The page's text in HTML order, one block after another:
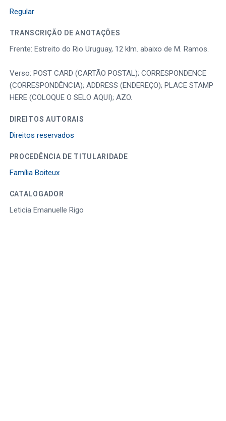
Regular
TRANSCRIÇÃO DE ANOTAÇÕES
Frente: Estreito do Rio Uruguay, 12 klm. abaixo de M. Ramos.
Verso: POST CARD (CARTÃO POSTAL); CORRESPONDENCE
(CORRESPONDÊNCIA); ADDRESS (ENDEREÇO); PLACE STAMP
HERE (COLOQUE O SELO AQUI); AZO.
DIREITOS AUTORAIS
Direitos reservados
PROCEDÊNCIA DE TITULARIDADE
Família Boiteux
CATALOGADOR
Leticia Emanuelle Rigo